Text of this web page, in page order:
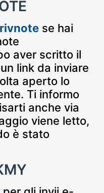
se hai
aver scritto il
link da inviare
aperto lo
Ti informo
anche via
viene letto,
è stato